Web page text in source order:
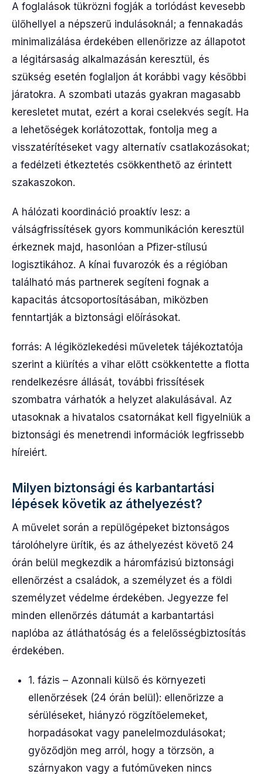
A foglalások tükrözni fogják a torlódást kevesebb
ülőhellyel a népszerű indulásoknál; a fennakadás
minimalizálása érdekében ellenőrizze az állapotot
a légitársaság alkalmazásán keresztül, és
szükség esetén foglaljon át korábbi vagy későbbi
járatokra. A szombati utazás gyakran magasabb
keresletet mutat, ezért a korai cselekvés segít. Ha
a lehetőségek korlátozottak, fontolja meg a
visszatérítéseket vagy alternatív csatlakozásokat;
a fedélzeti étkeztetés csökkenthető az érintett
szakaszokon.
A hálózati koordináció proaktív lesz: a
válságfrissítések gyors kommunikáción keresztül
érkeznek majd, hasonlóan a Pfizer-stílusú
logisztikához. A kínai fuvarozók és a régióban
található más partnerek segíteni fognak a
kapacitás átcsoportosításában, miközben
fenntartják a biztonsági előírásokat.
forrás: A légiközlekedési műveletek tájékoztatója
szerint a kiürítés a vihar előtt csökkentette a flotta
rendelkezésre állását, további frissítések
szombatra várhatók a helyzet alakulásával. Az
utasoknak a hivatalos csatornákat kell figyelniük a
biztonsági és menetrendi információk legfrissebb
híreiért.
Milyen biztonsági és karbantartási
lépések követik az áthelyezést?
A művelet során a repülőgépeket biztonságos
tárolóhelyre ürítik, és az áthelyezést követő 24
órán belül megkezdik a háromfázisú biztonsági
ellenőrzést a családok, a személyzet és a földi
személyzet védelme érdekében. Jegyezze fel
minden ellenőrzés dátumát a karbantartási
naplóba az átláthatóság és a felelősségbiztosítás
érdekében.
1. fázis – Azonnali külső és környezeti
ellenőrzések (24 órán belül): ellenőrizze a
sérüléseket, hiányzó rögzítőelemeket,
horpadásokat vagy panelelmozdulásokat;
győződjön meg arról, hogy a törzsön, a
szárnyakon vagy a futóműveken nincs